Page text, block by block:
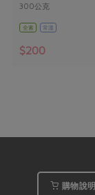
300公克
全素 常溫
$200
購物說明